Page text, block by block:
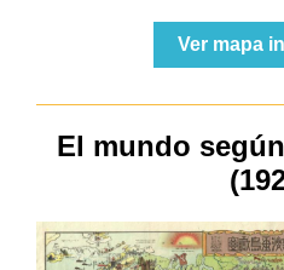
Ver mapa
El mundo